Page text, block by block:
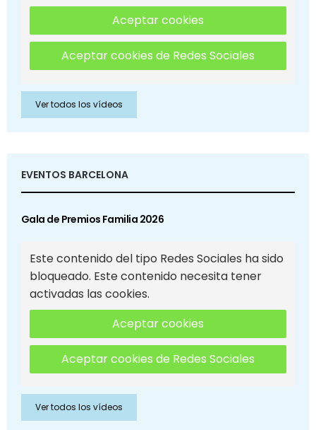
Aceptar cookies
Aceptar cookies de Redes Sociales
Ver todos los vídeos
EVENTOS BARCELONA
Gala de Premios Familia 2026
Este contenido del tipo Redes Sociales ha sido
bloqueado. Este contenido necesita tener
activadas las cookies.
Aceptar cookies
Aceptar cookies de Redes Sociales
Ver todos los vídeos